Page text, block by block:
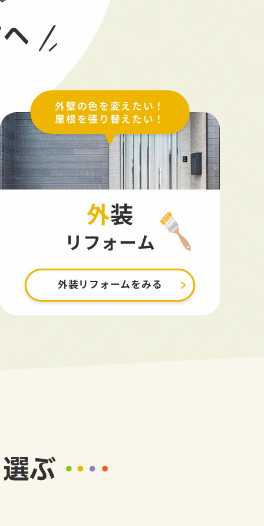
外壁の色を変えたい！
屋根を張り替えたい！
外装
リフォーム
外装リフォームをみる
ぶ